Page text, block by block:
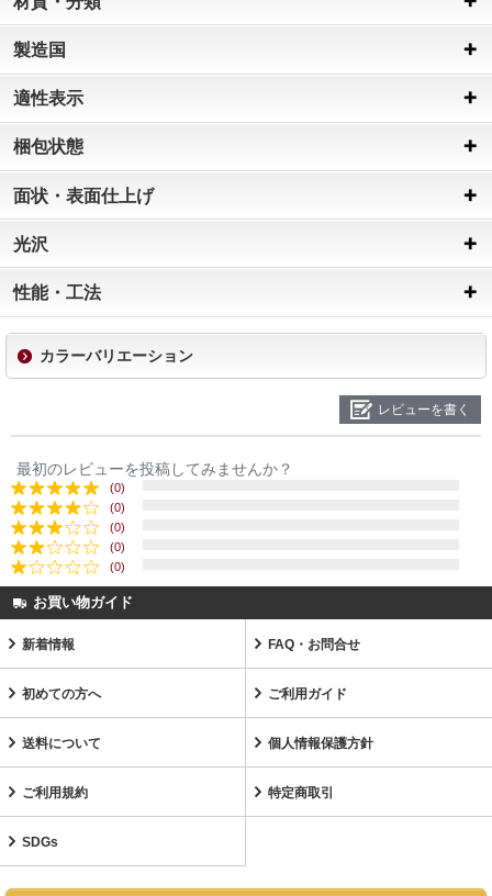
製造国
適性表示
梱包状態
面状・表面仕上げ
光沢
性能・工法
カラーバリエーション
レビューを書く
最初のレビューを投稿してみませんか？
(0)
(0)
(0)
(0)
(0)
お買い物ガイド
新着情報 FAQ・お問合せ
初めての方へ ご利用ガイド
送料について 個人情報保護方針
ご利用規約 特定商取引
SDGs